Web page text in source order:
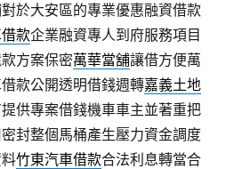
於大安區的專業優惠融資借款
款企業融資專人到府服務項目
方案保密萬華當舖讓借方便萬
款公開透明借錢週轉嘉義土地
供專案借錢機車車主並著重把
封整個馬桶產生壓力資金調度
竹東汽車借款合法利息轉當合